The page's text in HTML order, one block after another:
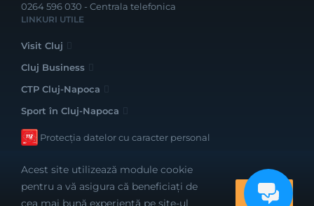
0264 596 030 - Centrala telefonica
LINKURI UTILE
Visit Cluj
Cluj Business
CTP Cluj-Napoca
Sport în Cluj-Napoca
Protecția datelor cu caracter personal
Acest site utilizează module cookie
pentru a vă asigura că beneficiați de
cea mai bună experiență pe site-ul
OK